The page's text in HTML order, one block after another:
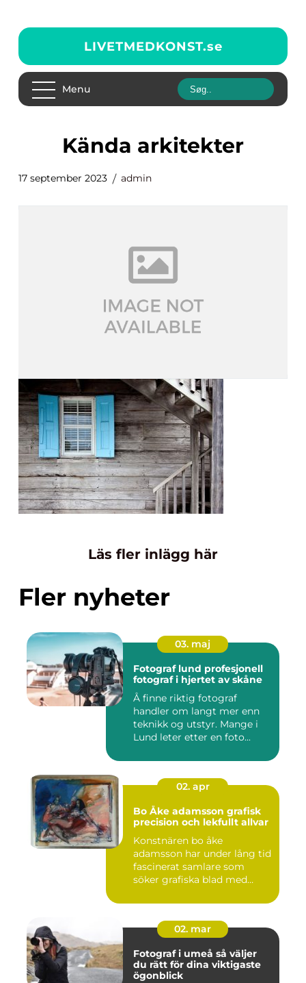
LIVETMEDKONST.se
Menu
kända arkitekter
17 september 2023 admin
Läs fler inlägg här
Fler nyheter
03. maj
Fotograf lund profesjonell
fotograf i hjertet av skåne
Å finne riktig fotograf
handler om langt mer enn
teknikk og utstyr. Mange i
Lund leter etter en foto...
02. apr
Bo Åke adamsson grafisk
precision och lekfullt allvar
Konstnären bo åke
adamsson har under lång tid
fascinerat samlare som
söker grafiska blad med
02. mar
Fotograf i umeå så väljer
du rätt för dina viktigaste
ögonblick